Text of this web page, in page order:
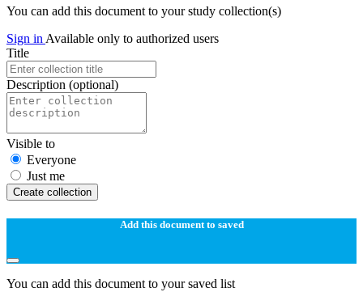
You can add this document to your study collection(s)
Sign in Available only to authorized users
Title
Description (optional)
Visible to
Everyone
Just me
Create collection
Add this document to saved
You can add this document to your saved list